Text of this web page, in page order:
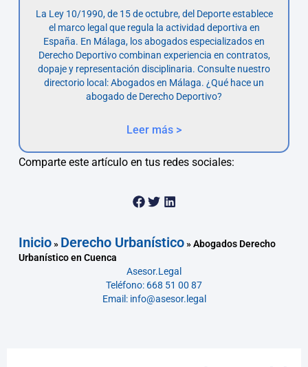
La Ley 10/1990, de 15 de octubre, del Deporte establece
el marco legal que regula la actividad deportiva en
España. En Málaga, los abogados especializados en
Derecho Deportivo combinan experiencia en contratos,
dopaje y representación disciplinaria. Consulte nuestro
directorio local: Abogados en Málaga. ¿Qué hace un
abogado de Derecho Deportivo?
Leer más >
Comparte este artículo en tus redes sociales:
Inicio» Derecho Urbanístico»Abogados Derecho
Urbanístico en Cuenca
Asesor.Legal
Teléfono: 668 51 00 87
Email: info@asesor.legal